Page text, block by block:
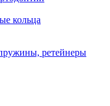
кольца
ретейнеры